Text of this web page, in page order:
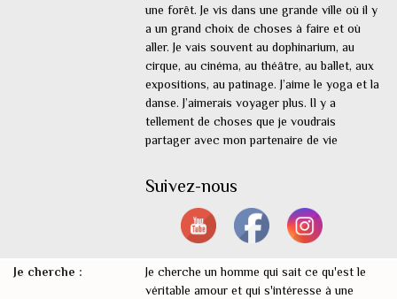
une forêt. Je vis dans une grande ville où il y
a un grand choix de choses à faire et où
aller. Je vais souvent au dophinarium, au
cirque, au cinéma, au théâtre, au ballet, aux
expositions, au patinage. J’aime le yoga et la
danse. J’aimerais voyager plus. Il y a
tellement de choses que je voudrais
partager avec mon partenaire de vie
Suivez-nous
Je cherche :
Je cherche un homme qui sait ce qu'est le
véritable amour et qui s'intéresse à une